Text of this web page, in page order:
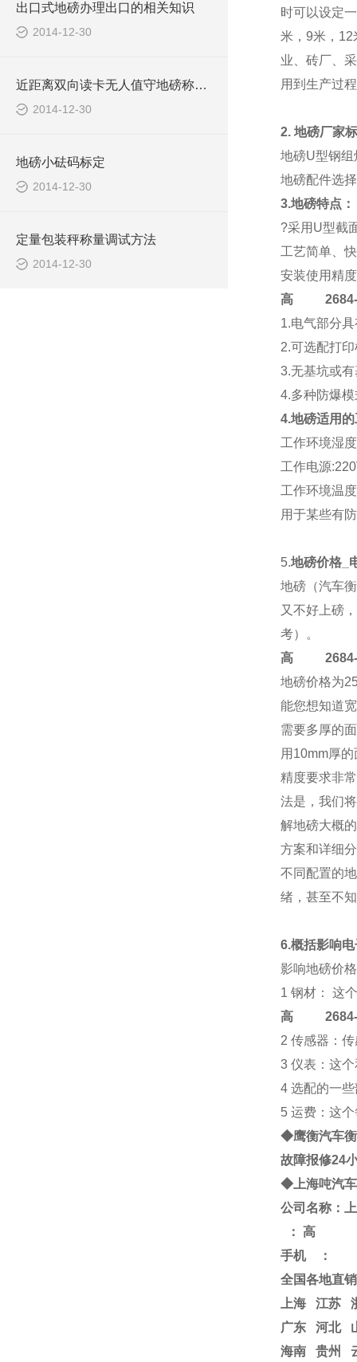
出口式地磅办理出口的相关知识
2014-12-30
近距离双向读卡无人值守地磅称重系统报价清单
2014-12-30
地磅小砝码标定
2014-12-30
定量包装秤称量调试方法
2014-12-30
时可以设定
米，9米，12
业、砖厂、
用到生产过
2. 地磅厂家
地磅U型钢组
地磅配件选
3.地磅特点：
?采用U型截
工艺简单、
安装使用精
高2684-
1.电气部分
2.可选配打
3.无基坑或
4.多种防爆
4.地磅适用
工作环境湿
工作电源
工作环境温
用于某些有
5.地磅价格_
地磅（汽车
又不好上磅
考）。
高2684-
地磅价格为
能您想知道
需要多厚的
用10mm厚
精度要求非
法是，我们
解地磅大概
方案和详细
不同配置的
绪，甚至不
6.概括影响
影响地磅价
1 钢材： 这
高2684-
2 传感器：
3 仪表：这
4 选配的一
5 运费：这
◆鹰衡汽车衡
故障报修24
◆上海吨汽
公司名称：
： 高
手机
：
全国各地直销
上海
江苏
广东 河北
海南 贵州